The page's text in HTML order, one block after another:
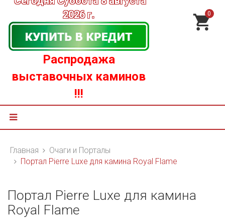
2026 г.
Распродажа
выставочных каминов
!!!
0
Главная
Очаги и Порталы
Портал Pierre Luxe для камина Royal Flame
Портал Pierre Luxe для камина
Royal Flame